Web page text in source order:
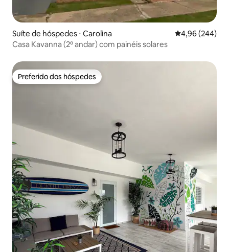
Suíte de hóspedes ⋅ Carolina 4,96 de uma
4,96 (244)
Casa Kavanna (2º andar) com painéis solares
Preferido dos hóspedes
Preferido dos hóspedes